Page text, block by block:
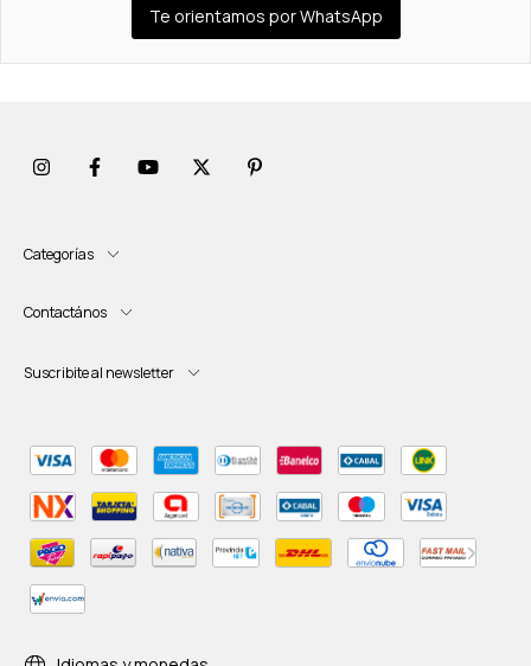
Te orientamos por WhatsApp
Categorías
Contactános
Suscribite al newsletter